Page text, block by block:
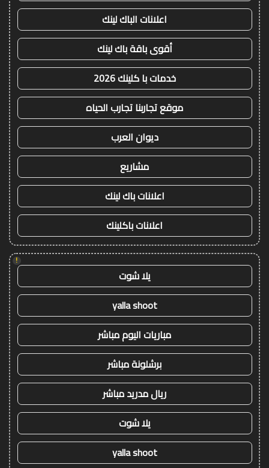
اعلانات الباك لينك
أقوى باقة باك لينك
خدمات با كلينك 2026
موقع تجاربنا تجارب الحياه
ديوان العرب
مشاريع
اعلانات باك لينك
اعلانات باكلينك
!
يلا شوت
yalla shoot
مباريات اليوم مباشر
برشلونة مباشر
ريال مدريد مباشر
يلا شوت
yalla shoot